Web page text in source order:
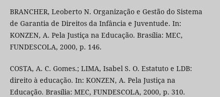
BRANCHER, Leoberto N. Organização e Gestão do Sistema
de Garantia de Direitos da Infância e Juventude. In:
KONZEN, A. Pela Justiça na Educação. Brasília: MEC,
FUNDESCOLA, 2000, p. 146.
COSTA, A. C. Gomes.; LIMA, Isabel S. O. Estatuto e LDB:
direito à educação. In: KONZEN, A. Pela Justiça na
Educação. Brasília: MEC, FUNDESCOLA, 2000, p. 310.